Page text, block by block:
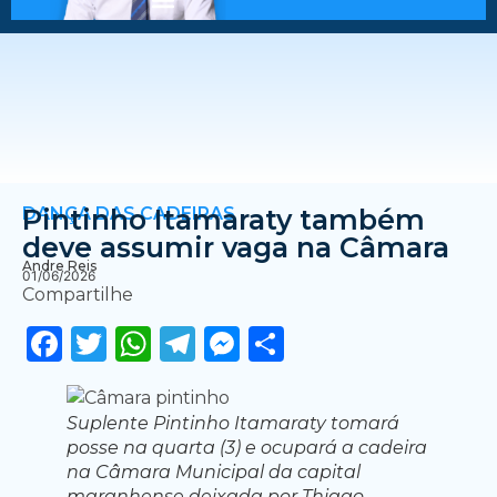
DANÇA DAS CADEIRAS
Pintinho Itamaraty também
deve assumir vaga na Câmara
Andre Reis
01/06/2026
Compartilhe
Facebook
Twitter
WhatsApp
Telegram
Messenger
Suplente Pintinho Itamaraty tomará
posse na quarta (3) e ocupará a cadeira
na Câmara Municipal da capital